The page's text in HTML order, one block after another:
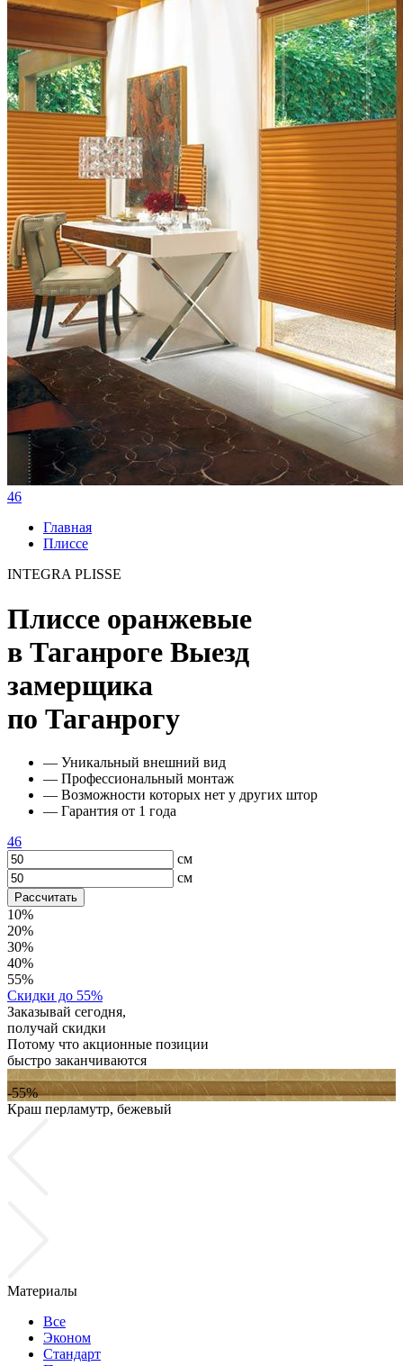
46
Главная
Плиссе
INTEGRA PLISSE
Плиссе оранжевые
в Таганроге Выезд
замерщика
по Таганрогу
— Уникальный внешний вид
— Профессиональный монтаж
— Возможности которых нет у других штор
— Гарантия от 1 года
46
см
см
Рассчитать
10%
20%
30%
40%
55%
Скидки до 55%
Заказывай сегодня,
получай скидки
Потому что акционные позиции
быстро заканчиваются
-55%
Краш перламутр, бежевый
Материалы
Все
Эконом
Стандарт